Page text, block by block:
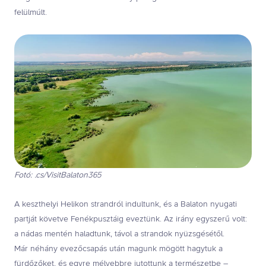
felülmúlt.
Fotó: .cs/VisitBalaton365
A keszthelyi Helikon strandról indultunk, és a Balaton nyugati
partját követve Fenékpusztáig eveztünk. Az irány egyszerű volt:
a nádas mentén haladtunk, távol a strandok nyüzsgésétől.
Már néhány evezőcsapás után magunk mögött hagytuk a
fürdőzőket, és egyre mélyebbre jutottunk a természetbe –